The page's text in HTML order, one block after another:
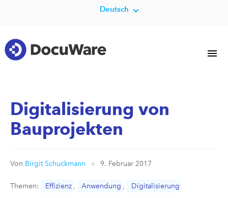
Deutsch
Digitalisierung von
Bauprojekten
Von Birgit Schuckmann 9. Februar 2017
Themen: Effizienz , Anwendung , Digitalisierung